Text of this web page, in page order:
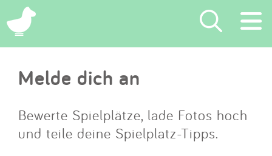
×
Suchen
Eintragen
App
Melde dich an
Bewerte Spielplätze, lade Fotos hoch
und teile deine Spielplatz-Tipps.